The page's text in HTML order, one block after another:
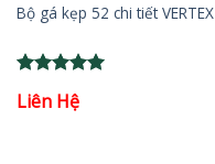
Bộ gá kẹp 52 chi tiết VERTEX
out of 5
Liên Hệ